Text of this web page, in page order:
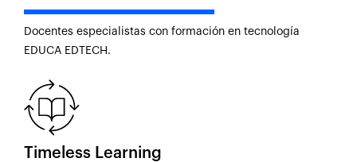
Docentes especialistas con formación en tecnología
EDUCA EDTECH.
Timeless Learning